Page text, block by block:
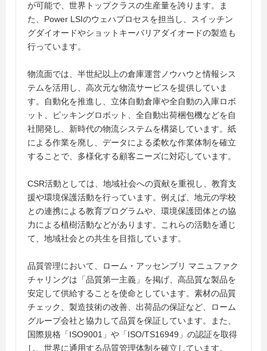
が可能で、世界トップクラスの生産量を誇ります。ま
た、Power LSIのウェハプロセスを担当し、スイッチン
グダイオードやショットキーバリアダイオードの製造も
行っています。
物流面では、半世紀以上の倉庫運営ノウハウと情報シス
テムを活用し、高次元な物流サービスを提供していま
す。自動化を推進し、立体自動倉庫や全自動の入庫ロボ
ット、ピッキングロボット、全自動出荷梱包機などを自
社開発し、新時代の物流システムを構築しています。紙
による作業を廃し、データによる柔軟な作業体制を確立
することで、多様化する顧客ニーズに対応しています。
CSR活動としては、地域社会への貢献を重視し、教育支
援や環境保護活動を行っています。例えば、地元の学校
との連携による教育プログラムや、環境保護団体との協
力による植樹活動などがあります。これらの活動を通じ
て、地域社会との共生を目指しています。
品質管理において、ローム・アッセンブリ マニュファク
チャリングは「品質第一主義」を掲げ、高品質な製品を
安定して供給することを使命としています。素材の品質
チェック、製造技術の改善、出荷品の保証など、ローム
グループ会社と協力して品質を保証しています。また、
国際規格「ISO9001」や「ISO/TS16949」の認証を取得
し、世界に通用する品質管理体制を確立しています。